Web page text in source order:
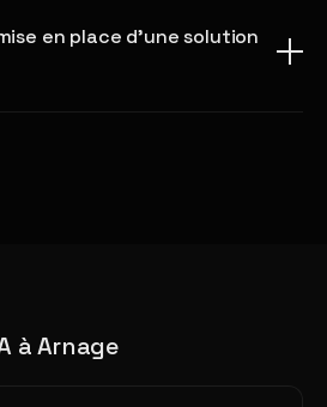
en place d'une solution
à Arnage